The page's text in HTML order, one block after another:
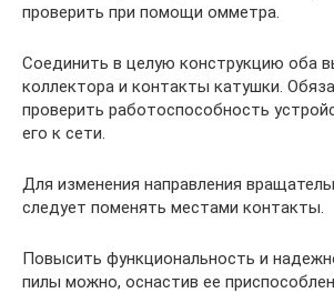
проверить при помощи омметра.
Соединить в целую конструкцию оба
коллектора и контакты катушки.
проверить работоспособность
его к сети.
Для изменения направления
следует поменять местами контакты.
Повысить функциональность и
пилы можно, оснастив ее